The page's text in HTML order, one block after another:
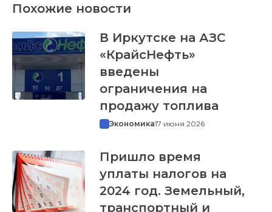
Похожие новости
В Иркутске на АЗС
«КрайсНефть»
введены
ограничения на
продажу топлива
Экономика17 июня 2026
Пришло время
уплаты налогов на
2024 год. Земельный,
транспортный и